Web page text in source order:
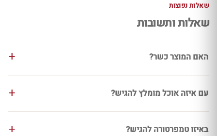
שאלות נפוצות
שאלות ותשובות
האם המוצר כשר?
עם איזה אוכל מומלץ להגיש?
באיזו טמפרטורה להגיש?